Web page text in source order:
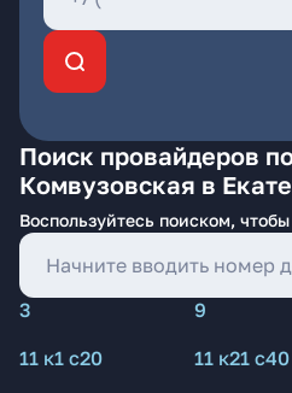
Поиск провайдеров
Комвузовская в
Воспользуйтесь поиском,
3 9
11 к1 с20
11 к21 с40